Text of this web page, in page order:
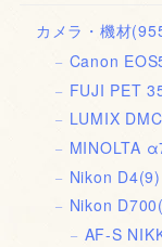
カメラ・機材
Canon
FUJI PET
LUMIX
MINOLTA
Nikon D4(9)
Nikon D700
AF-S